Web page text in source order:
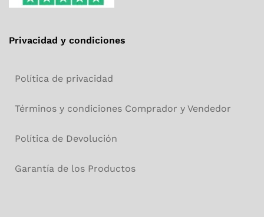
Privacidad y condiciones
Política de privacidad
Términos y condiciones Comprador y Vendedor
Política de Devolución
Garantía de los Productos